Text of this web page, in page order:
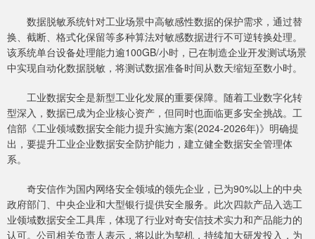
数据脱敏系统针对工业场景中高敏感性数据的保护需求，通过替
换、截断、格式化保留等多种算法对敏感数据进行不可逆转换处理。
该系统单台设备处理能力逾100GB/小时，已在制造企业开发测试场景
中实现自动化数据脱敏，将测试数据准备时间从数天缩短至数小时。
工业数据安全是新型工业化发展的重要保障。随着工业数字化转
型深入，数据已成为企业核心资产，但同时也面临更多安全挑战。工
信部《工业领域数据安全能力提升实施方案(2024-2026年)》明确提
出，要提升工业企业数据安全防护能力，建立健全数据安全管理体
系。
奇安信作为国内网络安全领域的领先企业，已为90%以上的中央
政府部门、中央企业和大型银行提供安全服务。此次四款产品入选工
业领域数据安全工具库，体现了行业对奇安信技术实力和产品能力的
认可。公司相关负责人表示，将以此为契机，持续加大研发投入，为